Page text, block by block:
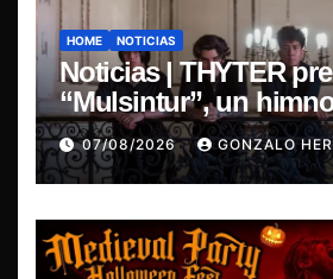
HOME NOTICIAS
Noticias | THYTER
“Mulsintur”, un
heavy/power metal
Tomás Paniri
07/08/2026 GONZALO